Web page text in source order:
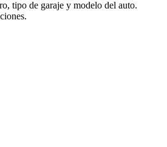
tipo de garaje y modelo del auto.